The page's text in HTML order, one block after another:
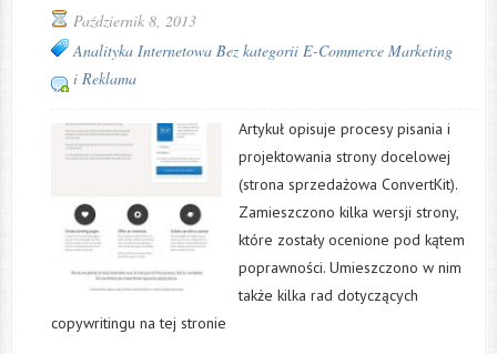
Październik 8, 2013
Analityka Internetowa Bez kategorii E-Commerce Marketing
i Reklama
Artykuł opisuje procesy pisania i
projektowania strony docelowej
(strona sprzedażowa ConvertKit).
Zamieszczono kilka wersji strony,
które zostały ocenione pod kątem
poprawności. Umieszczono w nim
także kilka rad dotyczących
copywritingu na tej stronie